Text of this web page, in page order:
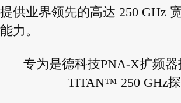
提供业界领先的高达 250 GHz
能力。
专为是德科技PNA-X扩频
TITAN™ 250 GHz